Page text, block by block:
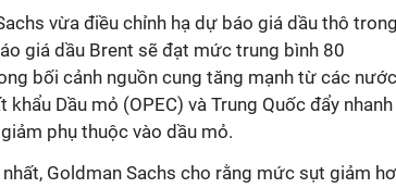
vừa điều chỉnh hạ dự báo giá dầu thô trong
giá dầu Brent sẽ đạt mức trung bình 80
bối cảnh nguồn cung tăng mạnh từ các nước
Dầu mỏ (OPEC) và Trung Quốc đẩy nhanh
phụ thuộc vào dầu mỏ.
Goldman Sachs cho rằng mức sụt giảm